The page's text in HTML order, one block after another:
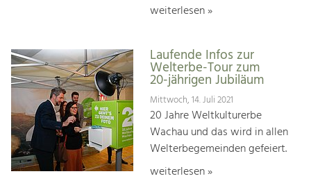
weiterlesen »
Laufende Infos zur
Welterbe-Tour zum
20-jährigen Jubiläum
Mittwoch, 14. Juli 2021
20 Jahre Weltkulturerbe
Wachau und das wird in allen
Welterbegemeinden gefeiert.
weiterlesen »